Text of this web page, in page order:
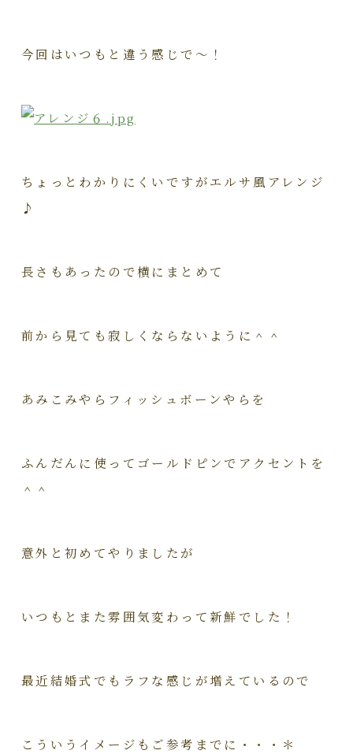
今回はいつもと違う感じで～！
ちょっとわかりにくいですがエルサ風アレンジ
♪
長さもあったので横にまとめて
前から見ても寂しくならないように＾＾
あみこみやらフィッシュボーンやらを
ふんだんに使ってゴールドピンでアクセントを
＾＾
意外と初めてやりましたが
いつもとまた雰囲気変わって新鮮でした！
最近結婚式でもラフな感じが増えているので
こういうイメージもご参考までに・・・＊